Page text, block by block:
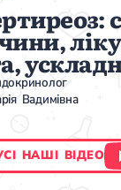
Вадимівна
НАШІ ВІДЕО